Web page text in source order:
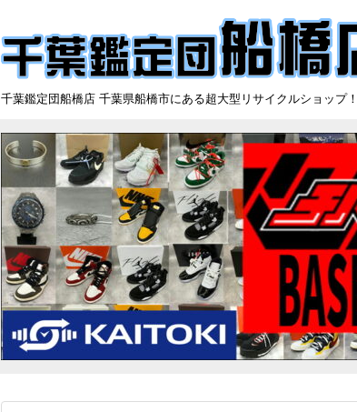
千葉鑑定団船橋店 千葉県船橋市にある超大型リサイクルショップ